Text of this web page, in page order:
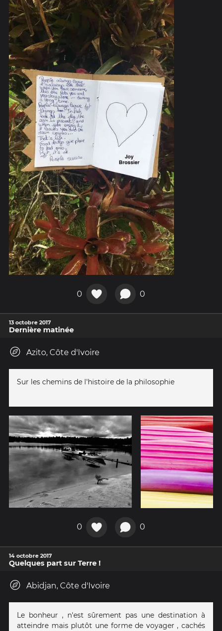
0 0
13 octobre 2017
Dernière matinée
Azito, Côte d'Ivoire
Sur les chemins de l'histoire de la philosophie
0 0
14 octobre 2017
Quelques part sur Terre !
Abidjan, Côte d'Ivoire
Le bonheur , n'est sûrement pas une destination à
atteindre mais plutôt une forme de voyager , cachés